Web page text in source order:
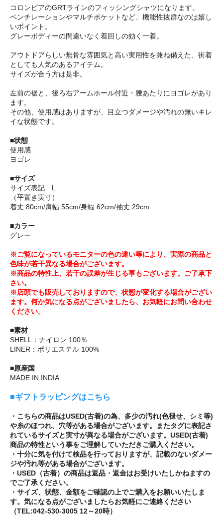
コロンビアのGRTラインのフィッシングシャツになります。
ベンチレーションやマルチポケットなど、機能性抜群なのは嬉し
いポイント。
グレーボディーの間違いなく着回しの効く一着。
アウトドアらしい無骨な雰囲気と高い実用性を兼ね備えた、街着
としても人気のあるアイテム。
サイズが合う方は是非。
左前の裾と、後ろ右アームホール付近・腰あたりにヨゴレがあり
ます。
その他、使用感はありますが、目立つダメージや汚れの無いキレ
イな状態です。
■状態
使用感
ヨゴレ
■サイズ
サイズ表記 L
（平置き実寸）
着丈 80cm/肩幅 55cm/身幅 62cm/袖丈 29cm
■カラー
グレー
※ご覧になっているモニターの色の違い等により、実際の商品と
色味が若干異なる場合がございます。
※商品の特性上、若干の誤差が生じる事もございます。ご了承下
さい。
※店頭でも販売しておりますので、状態が変化する場合がござい
ます。何か気になる点がございましたら、お気軽にお問い合わせ
ください。
■素材
SHELL：ナイロン 100％
LINER：ポリエステル 100%
■原産国
MADE IN INDIA
■ギフトラッピングはこちら
・こちらの商品はUSED(古着)の為、多少の汚れ(色褪せ、シミ等)
や糸のほつれ、穴等がある場合がございます。またタグに表記さ
れているサイズと実寸が異なる場合がございます。USED(古着)
商品の特性という事をご理解していただきご購入ください。
・十分に気を付けて検品を行っておりますが、記載のないダメー
ジや汚れ等がある場合がございます。
・USED（古着）の商品は返品・返金はお受けいたしかねますの
でご了承ください。
・サイズ、状態、金額をご確認の上でご購入をお願いいたしま
す。気になる点がございましたらお気軽にご連絡ください
（TEL:042-530-3005 12～20時）